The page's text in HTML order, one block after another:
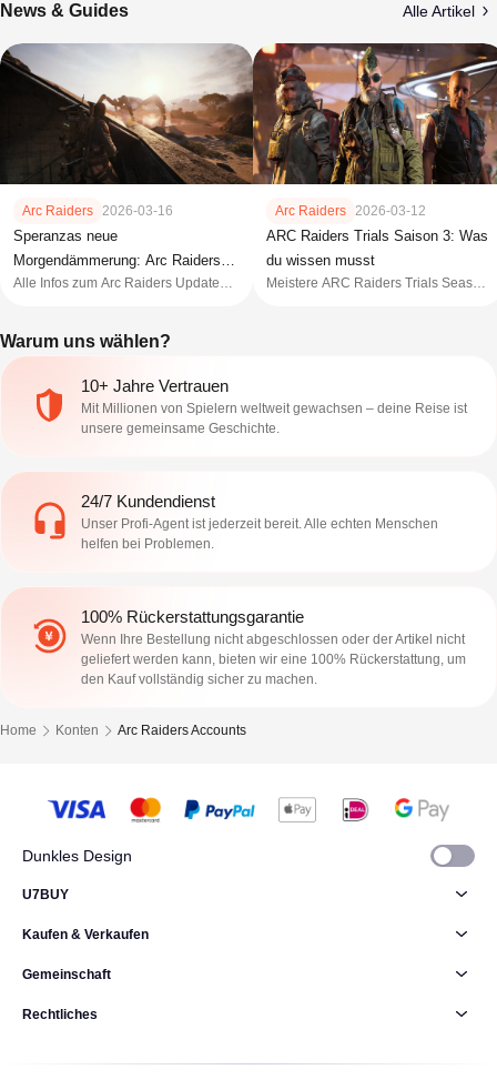
News & Guides Alle Artikel
Arc Raiders 2026-03-16
Speranzas neue
Morgendämmerung: Arc Raiders
Patch 1.19.0
Alle Infos zum Arc Raiders Update
Tides – hier ist dein
Überlebensguide.
Arc Raiders 2026-03-12
ARC Raiders Trials Saison 3: Was
du wissen musst
Meistere ARC Raiders Trials Season
Warum uns wählen?
10+ Jahre Vertrauen
Mit Millionen von Spielern weltweit gewachsen – deine Reise ist
unsere gemeinsame Geschichte.
24/7 Kundendienst
Unser Profi-Agent ist jederzeit bereit. Alle echten Menschen
helfen bei Problemen.
100% Rückerstattungsgarantie
Wenn Ihre Bestellung nicht abgeschlossen oder der Artikel nicht
geliefert werden kann, bieten wir eine 100% Rückerstattung, um
den Kauf vollständig sicher zu machen.
Home Konten Arc Raiders Accounts
Dunkles Design
U7BUY
Kaufen & Verkaufen
Gemeinschaft
Rechtliches